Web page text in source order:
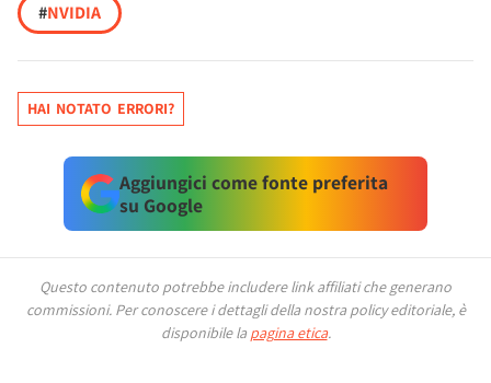
#NVIDIA
HAI NOTATO ERRORI?
Aggiungici come fonte preferita
su Google
Questo contenuto potrebbe includere link affiliati che generano
commissioni. Per conoscere i dettagli della nostra policy editoriale, è
disponibile la pagina etica.